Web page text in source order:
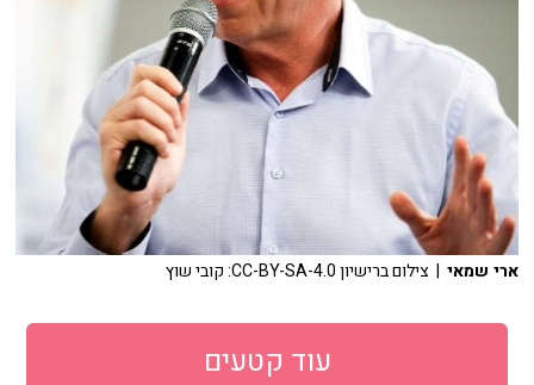
ארי שמאי | צילום ברישיון CC-BY-SA-4.0: קובי שוץ
עוד קטעים